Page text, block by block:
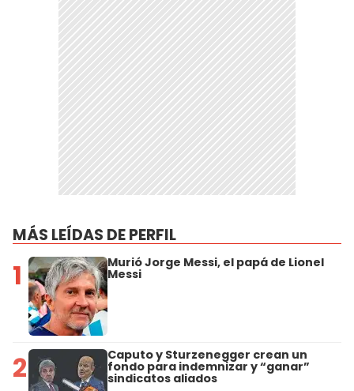
MÁS LEÍDAS DE PERFIL
1 Murió Jorge Messi, el papá de Lionel
Messi
2 Caputo y Sturzenegger crean un
fondo para indemnizar y “ganar”
sindicatos aliados